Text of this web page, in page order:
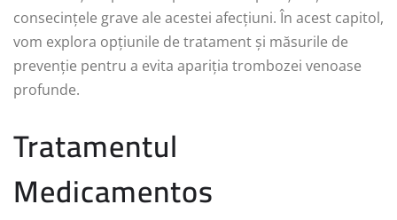
consecințele grave ale acestei afecțiuni. În acest capitol,
vom explora opțiunile de tratament și măsurile de
prevenție pentru a evita apariția trombozei venoase
profunde.
Tratamentul
Medicamentos